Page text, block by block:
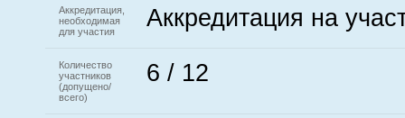
Аккредитация,
необходимая
для участия
Аккредитация на
Количество
участников
(допущено/
всего)
6 / 12